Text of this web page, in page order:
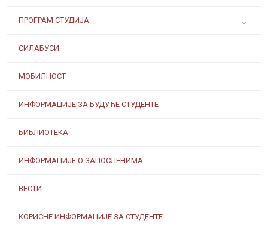
ПРОГРАМ СТУДИЈА
СИЛАБУСИ
МОБИЛНОСТ
ИНФОРМАЦИЈЕ ЗА БУДУЋЕ СТУДЕНТЕ
БИБЛИОТЕКА
ИНФОРМАЦИЈЕ О ЗАПОСЛЕНИМА
ВЕСТИ
КОРИСНЕ ИНФОРМАЦИЈЕ ЗА СТУДЕНТЕ